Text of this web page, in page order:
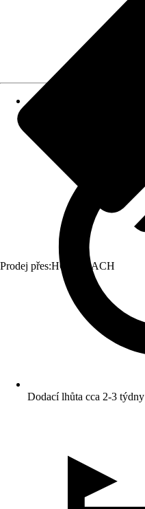
Prodej přes:HORNBACH
Dodací lhůta cca 2-3 týdny